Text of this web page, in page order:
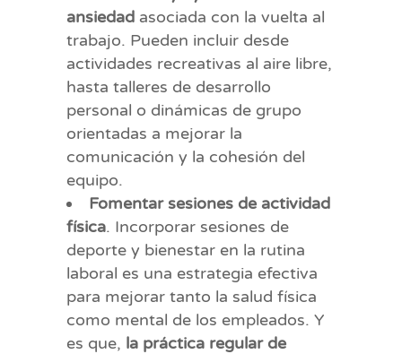
ansiedad asociada con la vuelta al
trabajo. Pueden incluir desde
actividades recreativas al aire libre,
hasta talleres de desarrollo
personal o dinámicas de grupo
orientadas a mejorar la
comunicación y la cohesión del
equipo.
Fomentar sesiones de actividad
física. Incorporar sesiones de
deporte y bienestar en la rutina
laboral es una estrategia efectiva
para mejorar tanto la salud física
como mental de los empleados. Y
es que, la práctica regular de